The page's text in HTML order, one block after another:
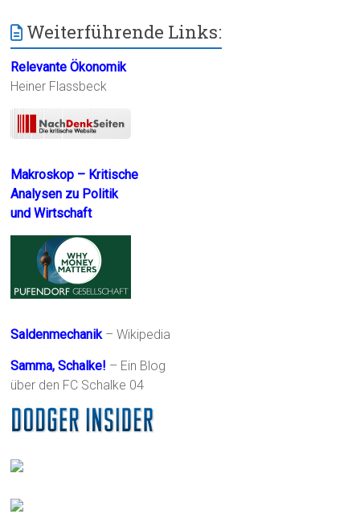
Weiterführende Links:
Relevante Ökonomik
Heiner Flassbeck
Makroskop – Kritische
Analysen zu Politik
und Wirtschaft
Saldenmechanik– Wikipedia
Samma, Schalke! – Ein Blog
über den FC Schalke 04